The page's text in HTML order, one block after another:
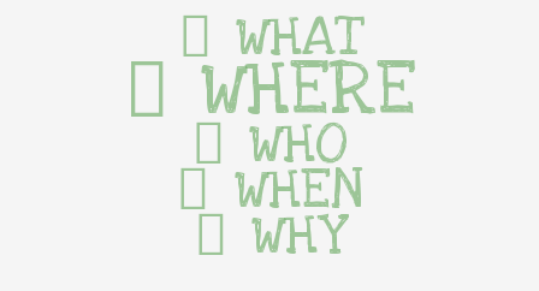
WHAT
WHERE
WHO
WHEN
WHY